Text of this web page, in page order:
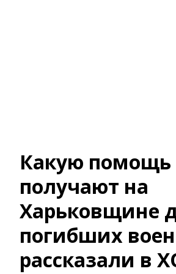
Какую помощь
получают на
Харьковщине
погибших
рассказали в